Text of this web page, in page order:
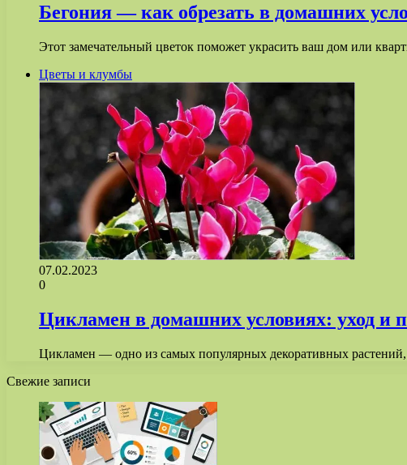
Бегония — как обрезать в домашних
Этот замечательный цветок поможет украсить ваш дом или
Цветы и клумбы
07.02.2023
0
Цикламен в домашних условиях: уход и
Цикламен — одно из самых популярных декоративных
Свежие записи